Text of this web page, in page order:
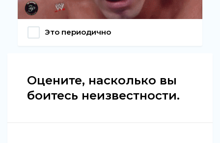
Это периодично
Оцените, насколько вы
боитесь неизвестности.